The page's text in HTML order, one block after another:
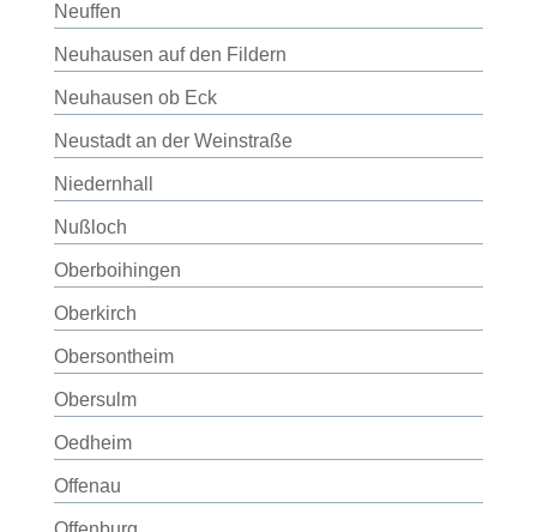
Neuffen
Neuhausen auf den Fildern
Neuhausen ob Eck
Neustadt an der Weinstraße
Niedernhall
Nußloch
Oberboihingen
Oberkirch
Obersontheim
Obersulm
Oedheim
Offenau